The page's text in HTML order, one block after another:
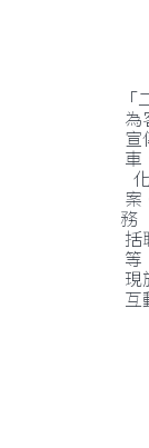
為
宣
車
案
務
括
等
現
互